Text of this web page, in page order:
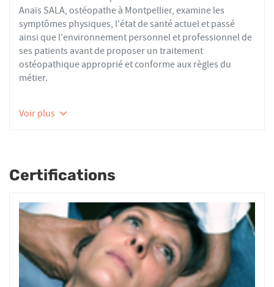
Anaïs SALA, ostéopathe à Montpellier, examine les
symptômes physiques, l'état de santé actuel et passé
ainsi que l'environnement personnel et professionnel de
ses patients avant de proposer un traitement
ostéopathique approprié et conforme aux règles du
métier.
thérapeutiques conformes aux recommandations de
fonctionnels d’ordre ostéoarticulaire, viscéral ou
Nourrissons, enfants, adultes ou seniors, actifs ou
sédentaires, avec des douleurs aiguës ou chroniques,
tous les patients reçoivent un traitement ostéopathique
par mobilisations ou manipulations des sphères
articulaires, viscérales ou crâniennes.
Voir plus
Certifications